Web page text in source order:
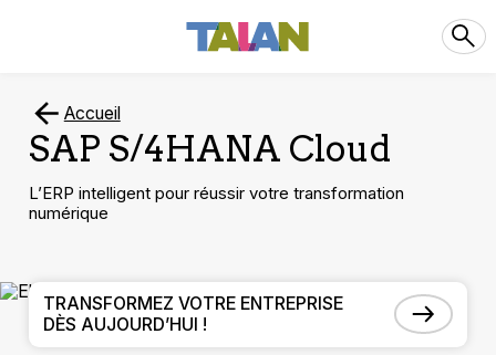
Accueil
SAP S/4HANA Cloud
L’ERP intelligent pour réussir votre transformation
numérique
TRANSFORMEZ VOTRE ENTREPRISE
DÈS AUJOURD’HUI !